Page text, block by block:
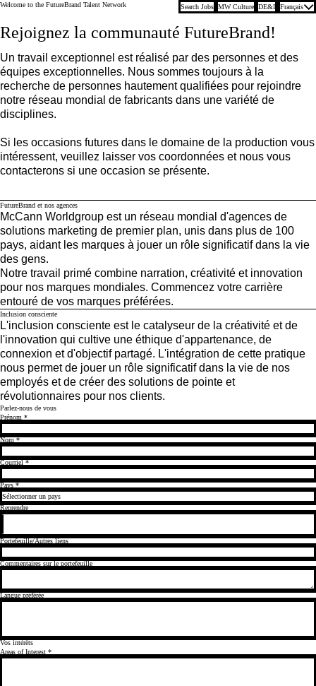
Search Jobs MW Culture DE&I Français
Welcome to the FutureBrand Talent Network
Rejoignez la communauté FutureBrand!
Un travail exceptionnel est réalisé par des personnes et des
équipes exceptionnelles. Nous sommes toujours à la
recherche de personnes hautement qualifiées pour rejoindre
notre réseau mondial de fabricants dans une variété de
disciplines.
Si les occasions futures dans le domaine de la production vous
intéressent, veuillez laisser vos coordonnées et nous vous
contacterons si une occasion se présente.
FutureBrand et nos agences
McCann Worldgroup est un réseau mondial d'agences de
solutions marketing de premier plan, unis dans plus de 100
pays, aidant les marques à jouer un rôle significatif dans la vie
des gens.
Notre travail primé combine narration, créativité et innovation
pour nos marques mondiales. Commencez votre carrière
entouré de vos marques préférées.
Inclusion consciente
L'inclusion consciente est le catalyseur de la créativité et de
l'innovation qui cultive une éthique d'appartenance, de
connexion et d'objectif partagé. L'intégration de cette pratique
nous permet de jouer un rôle significatif dans la vie de nos
employés et de créer des solutions de pointe et
révolutionnaires pour nos clients.
Parlez-nous de vous
Prénom *
Nom*
Courriel*
Pays*
Reprendre
Portefeuille/Autres liens
Commentaires sur le portefeuille
Langue préférée
Vos intérêts
Areas of Interest *